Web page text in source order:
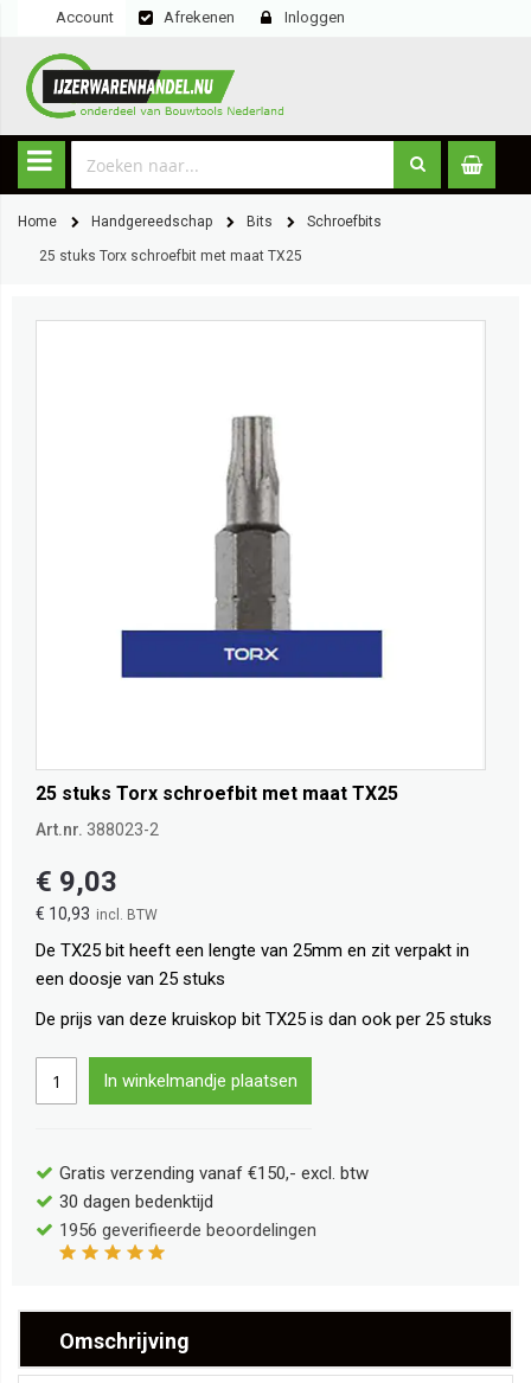
Account Afrekenen Inloggen
Home Handgereedschap Bits Schroefbits
25 stuks Torx schroefbit met maat TX25
25 stuks Torx schroefbit met maat TX25
Art.nr. 388023-2
€ 10,93
€ 9,03
De TX25 bit heeft een lengte van 25mm en zit verpakt in
een doosje van 25 stuks
De prijs van deze kruiskop bit TX25 is dan ook per 25 stuks
In winkelmandje plaatsen
Gratis verzending vanaf €150,- excl. btw
30 dagen bedenktijd
1956 geverifieerde beoordelingen
Omschrijving